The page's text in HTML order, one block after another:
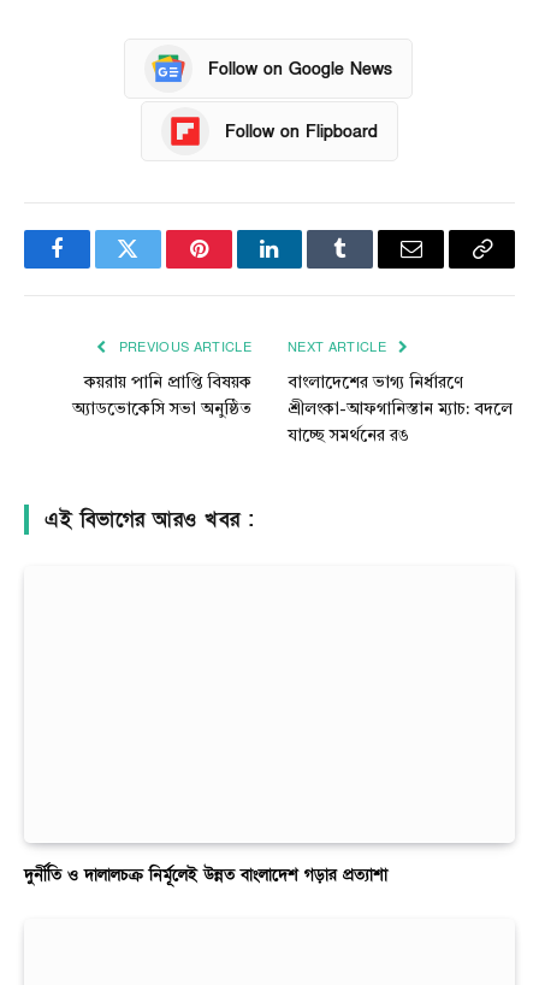
Follow on Google News
Follow on Flipboard
FacebookTwitter PinterestLinkedInTumblr Email
Copy
PREVIOUS ARTICLE
কয়রায় পানি প্রাপ্তি বিষয়ক
অ্যাডভোকেসি সভা অনুষ্ঠিত
NEXT ARTICLE
বাংলাদেশের ভাগ্য নির্ধারণে
শ্রীলংকা-আফগানিস্তান ম্যাচ: বদলে
যাচ্ছে সমর্থনের রঙ
এই বিভাগের আরও খবর :
দুর্নীতি ও দালালচক্র নির্মূলেই উন্নত বাংলাদেশ গড়ার প্রত্যাশা